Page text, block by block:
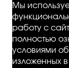
Мы
работу с
полностью
условиями
изложенных